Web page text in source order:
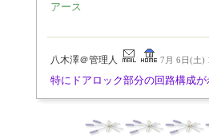
アース
八木澤＠管理人 7月 6日(土)
特にドアロック部分の回路構成